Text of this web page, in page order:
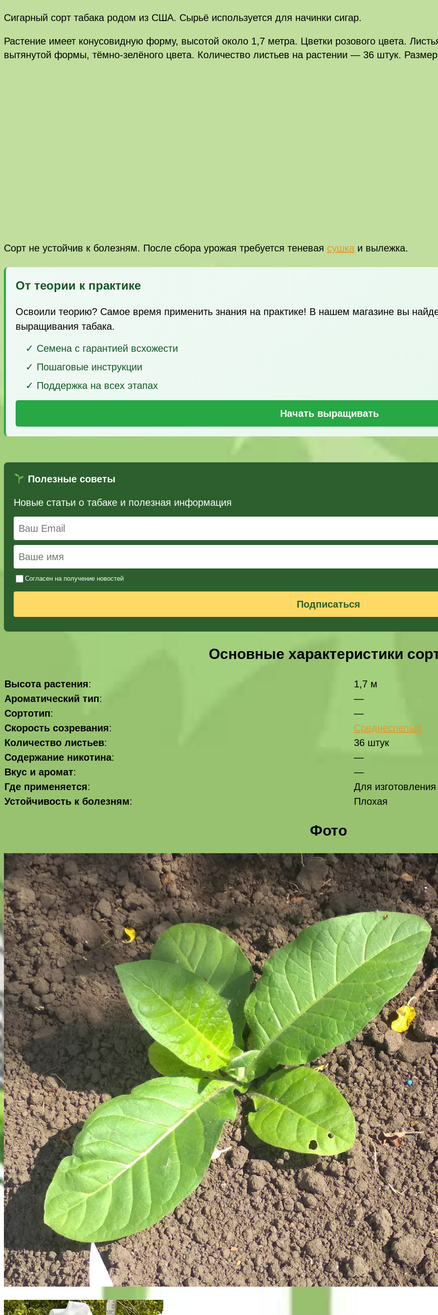
Сигарный сорт табака родом из США. Сырьё используется для начинки сигар.
Растение имеет конусовидную форму, высотой около 1,7 метра. Цветки розового цвета.
вытянутой формы, тёмно-зелёного цвета. Количество листьев на растении — 36 штук.
Сорт не устойчив к болезням. После сбора урожая требуется теневая сушка и вылежка.
От теории к практике
Освоили теорию? Самое время применить знания на практике! В нашем магазине вы
выращивания табака.
✓ Семена с гарантией всхожести
✓ Пошаговые инструкции
✓ Поддержка на всех этапах
Начать выращивать
Полезные советы
Новые статьи о табаке и полезная информация
Согласен на получение новостей
Подписаться
Основные характеристики
Высота растения:
1,7 м
Ароматический тип:
—
Сортотип:
—
Скорость созревания:
Среднеспелый
Количество листьев:
36 штук
Содержание никотина:
—
Вкус и аромат:
—
Где применяется:
Для изготовления
Устойчивость к болезням: Плохая
Фото